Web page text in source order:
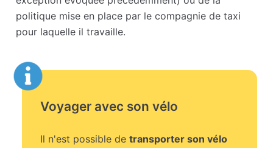
politique mise en place par le compagnie de taxi
pour laquelle il travaille.
Voyager avec son vélo
Il n'est possible detransporter son vélo